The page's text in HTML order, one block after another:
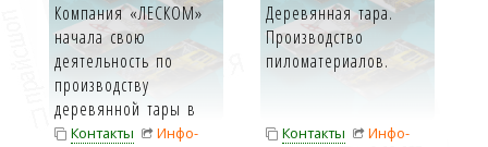
Компания «ЛЕСКОМ»
начала свою
деятельность по
производству
деревянной тары в
1994 году и...
Контакты
Инфо-
Деревянная тара.
Производство
пиломатериалов.
Контакты
Инфо-